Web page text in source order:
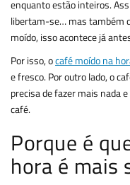
enquanto estão inteiros.
libertam-se… mas também
moído, isso acontece já
Por isso, ocafé moído na
e fresco. Por outro lado, o
precisa de fazer mais nada
café.
Porque é
hora é mais